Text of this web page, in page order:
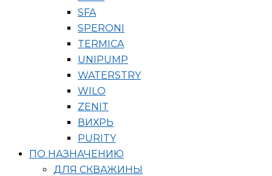
SFA
SPERONI
TERMICA
UNIPUMP
WATERSTRY
WILO
ZENIT
ВИХРЬ
PURITY
ПО НАЗНАЧЕНИЮ
ДЛЯ СКВАЖИНЫ